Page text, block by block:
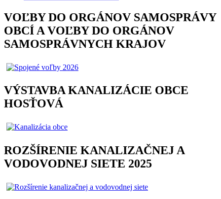
VOĽBY DO ORGÁNOV SAMOSPRÁVY
OBCÍ A VOĽBY DO ORGÁNOV
SAMOSPRÁVNYCH KRAJOV
VÝSTAVBA KANALIZÁCIE OBCE
HOSŤOVÁ
ROZŠÍRENIE KANALIZAČNEJ A
VODOVODNEJ SIETE 2025